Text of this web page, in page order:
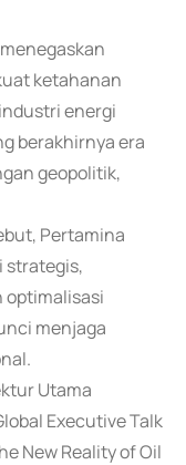
ketahanan
energi
berakhirnya era
geopolitik,
Pertamina
strategis,
optimalisasi
menjaga
Utama
Executive Talk
New Reality of Oil